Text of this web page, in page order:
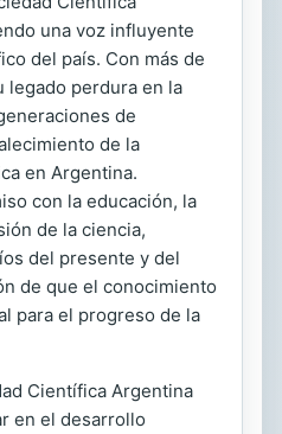
una voz influyente
del país. Con más de
legado perdura en la
de
de la
en Argentina.
con la educación, la
de la ciencia,
del presente y del
de que el conocimiento
para el progreso de la
Científica Argentina
en el desarrollo